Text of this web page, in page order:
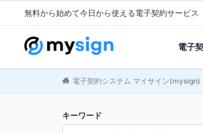
無料から始めて今日から使える電子契約サービス
電子
電子契約システム マイサイン(mysign)
キーワード